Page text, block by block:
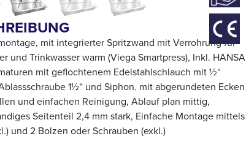
mit integrierter Spritzwand mit Verrohrung für
und Trinkwasser warm (Viega Smartpress), Inkl. HANSA
mit geflochtenem Edelstahlschlauch mit ½“
1½“ und Siphon. mit abgerundeten Ecken
und einfachen Reinigung, Ablauf plan mittig,
Seitenteil 2,4 mm stark, Einfache Montage mittels
und 2 Bolzen oder Schrauben (exkl.)